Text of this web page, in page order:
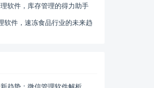
软件，库存管理的得力助手
软件，速冻食品行业的未来趋
趋势：微信管理软件解析